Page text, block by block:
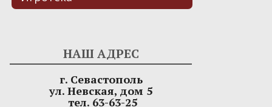
НАШ АДРЕС
г. Севастополь
ул. Невская, дом 5
тел. 63-63-25